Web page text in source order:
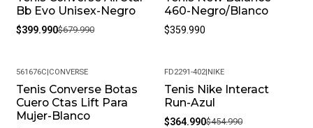
Bb Evo Unisex-Negro
$399.990$679.990
460-Negro/Blanco
$359.990
561676C|CONVERSE
Tenis Converse Botas
Cuero Ctas Lift Para
Mujer-Blanco
-20%
FD2291-402|NIKE
Tenis Nike Interact
Run-Azul
$364.990$454.990